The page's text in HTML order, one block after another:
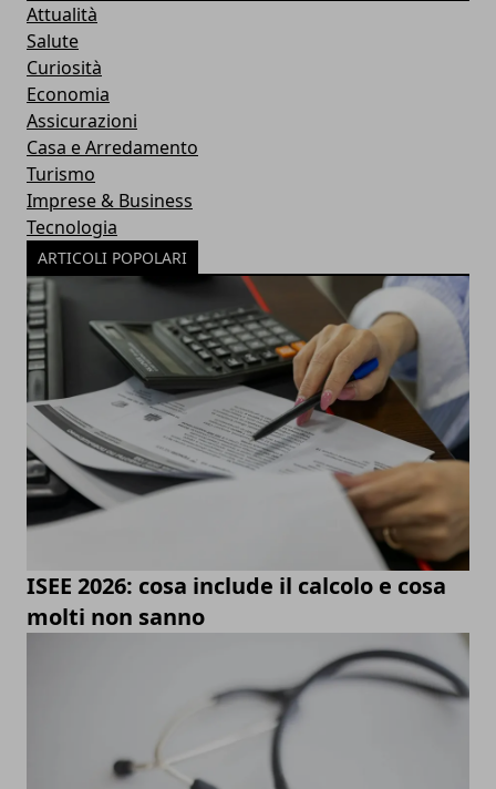
Attualità
Salute
Curiosità
Economia
Assicurazioni
Casa e Arredamento
Turismo
Imprese & Business
Tecnologia
ARTICOLI POPOLARI
ISEE 2026: cosa include il calcolo e cosa
molti non sanno